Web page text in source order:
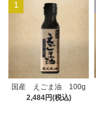
1
国産 えごま油 100g
2,484円(税込)